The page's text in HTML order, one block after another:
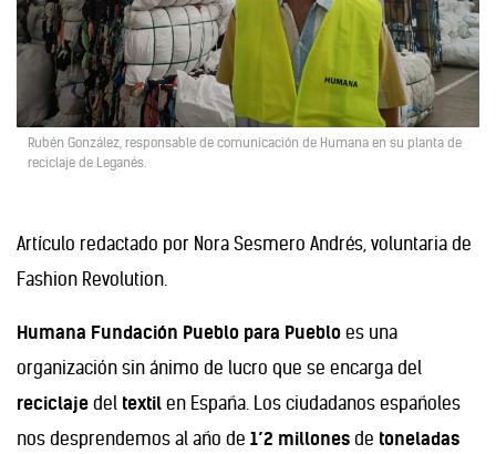
Rubén González, responsable de comunicación de Humana en su planta de
reciclaje de Leganés.
Artículo redactado por Nora Sesmero Andrés, voluntaria de
Fashion Revolution.
Humana Fundación Pueblo para Pueblo es una
organización sin ánimo de lucro que se encarga del
reciclaje del textil en España. Los ciudadanos españoles
nos desprendemos al año de 1’2 millones de toneladas